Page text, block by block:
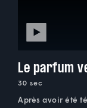
Le parfum
30 sec
Après avoir été